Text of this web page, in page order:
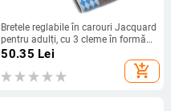
Bretele reglabile în carouri Jacquard
pentru adulți, cu 3 cleme în formă
de Y, pentru blugi, anti-cădere, 3,5
50.35 Lei
add_shopping_cart